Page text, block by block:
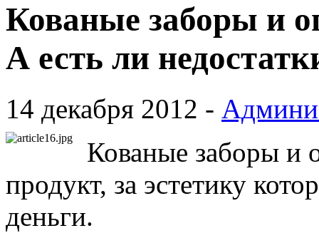
Кованые заборы и
А есть ли
14 декабря 2012 -
Кованые заборы и
продукт, за эстетику
деньги.